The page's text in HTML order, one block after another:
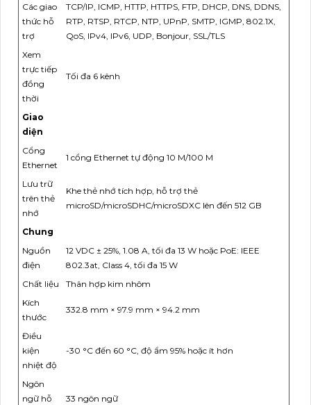
Các giao
thức hỗ
trợ
TCP/IP, ICMP, HTTP, HTTPS, FTP, DHCP, DNS, DDNS,
RTP, RTSP, RTCP, NTP, UPnP, SMTP, IGMP, 802.1X,
QoS, IPv4, IPv6, UDP, Bonjour, SSL/TLS
Xem
trực tiếp
đồng
thời
Tối đa 6 kênh
Giao
diện
Cổng
Ethernet
1 cổng Ethernet tự động 10 M/100 M
Lưu trữ
trên thẻ
nhớ
Khe thẻ nhớ tích hợp, hỗ trợ thẻ
microSD/microSDHC/microSDXC lên đến 512 GB
Chung
Nguồn
điện
12 VDC ± 25%, 1.08 A, tối đa 13 W hoặc PoE: IEEE
802.3at, Class 4, tối đa 15 W
Chất liệu
Thân hợp kim nhôm
Kích
thước
332.8 mm × 97.9 mm × 94.2 mm
Điều
kiện
nhiệt độ
-30 °C đến 60 °C, độ ẩm 95% hoặc ít hơn
Ngôn
ngữ hỗ
33 ngôn ngữ